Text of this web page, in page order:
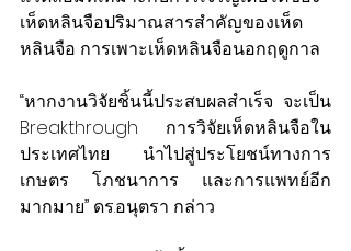
เห็ดหลินจือปริมาณสารสำคัญของเห็ด
หลินจือ การเพาะเห็ดหลินจือนอกฤดูกาล
“หากงานวิจัยชิ้นนี้ประสบผลสำเร็จ จะเป็น
Breakthrough การวิจัยเห็ดหลินจือใน
ประเทศไทย นำไปสู่ประโยชน์ทางการ
เกษตร โภชนาการ และการแพทย์อีก
มากมาย” ดร.อนุตรา กล่าว